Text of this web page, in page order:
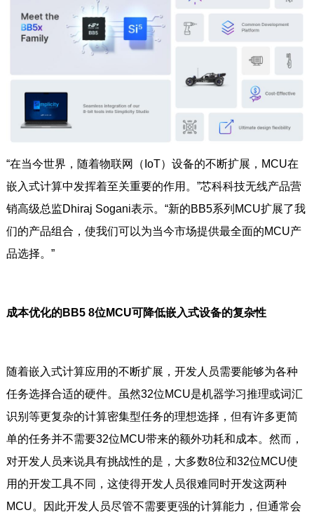
“在当今世界，随着物联网（IoT）设备的不断扩展，MCU在
嵌入式计算中发挥着至关重要的作用。”芯科科技无线产品营
销高级总监Dhiraj Sogani表示。“新的BB5系列MCU扩展了我
们的产品组合，使我们可以为当今市场提供最全面的MCU产
品选择。”
成本优化的BB5 8位MCU可降低嵌入式设备的复杂性
随着嵌入式计算应用的不断扩展，开发人员需要能够为各种
任务选择合适的硬件。虽然32位MCU是机器学习推理或词汇
识别等更复杂的计算密集型任务的理想选择，但有许多更简
单的任务并不需要32位MCU带来的额外功耗和成本。然而，
对开发人员来说具有挑战性的是，大多数8位和32位MCU使
用的开发工具不同，这使得开发人员很难同时开发这两种
MCU。因此开发人员尽管不需要更强的计算能力，但通常会